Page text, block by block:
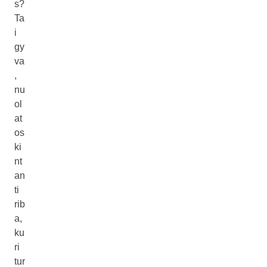
s?
Ta
i
gy
va
,
nu
ol
at
os
ki
nt
an
ti
rib
a,
ku
ri
tur